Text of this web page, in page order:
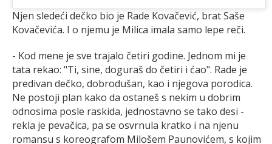
Njen sledeći dečko bio je Rade Kovačević, brat Saše
Kovačevića. I o njemu je Milica imala samo lepe reči.
- Kod mene je sve trajalo četiri godine. Jednom mi je
tata rekao: "Ti, sine, doguraš do četiri i ćao". Rade je
predivan dečko, dobrodušan, kao i njegova porodica.
Ne postoji plan kako da ostaneš s nekim u dobrim
odnosima posle raskida, jednostavno se tako desi -
rekla je pevačica, pa se osvrnula kratko i na njenu
romansu s koreografom Milošem Paunovićem, s kojim